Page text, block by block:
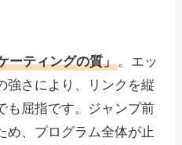
ーティングの質」。エッ
強さにより、リンクを縦
も屈指です。ジャンプ前
め、プログラム全体が止